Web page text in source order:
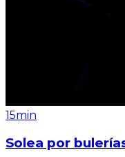
15min
Solea por